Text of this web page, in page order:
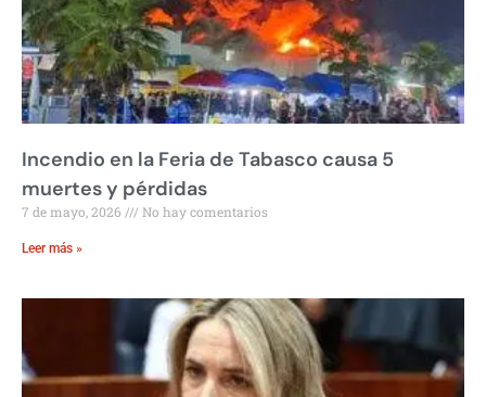
Incendio en la Feria de Tabasco causa 5
muertes y pérdidas
7 de mayo, 2026 No hay comentarios
Leer más »